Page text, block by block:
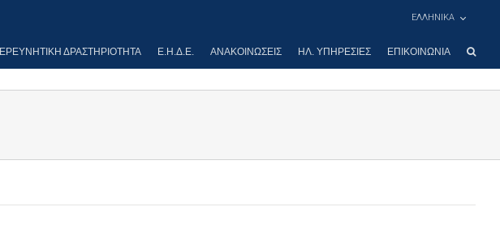
ΕΛΛΗΝΙΚΑ
ΕΡΕΥΝΗΤΙΚΉ ΔΡΑΣΤΗΡΙΌΤΗΤΑ Ε.Η.Δ.Ε. ΑΝΑΚΟΙΝΏΣΕΙΣ ΗΛ. ΥΠΗΡΕΣΊΕΣ ΕΠΙΚΟΙΝΩΝΊΑ